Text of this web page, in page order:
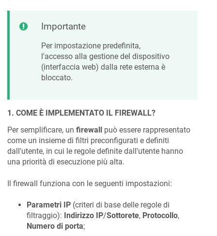
Importante
Per impostazione predefinita,
l'accesso alla gestione del dispositivo
(interfaccia web) dalla rete esterna è
bloccato.
1. COME È IMPLEMENTATO IL FIREWALL?
Per semplificare, un firewall
può essere rappresentato
come un insieme di filtri preconfigurati e definiti
dall'utente, in cui le regole definite dall'utente hanno
una priorità di esecuzione più alta.
Il firewall funziona con le seguenti impostazioni:
Parametri IP (criteri di base delle regole di
filtraggio): Indirizzo IP/Sottorete, Protocollo,
Numero di porta;